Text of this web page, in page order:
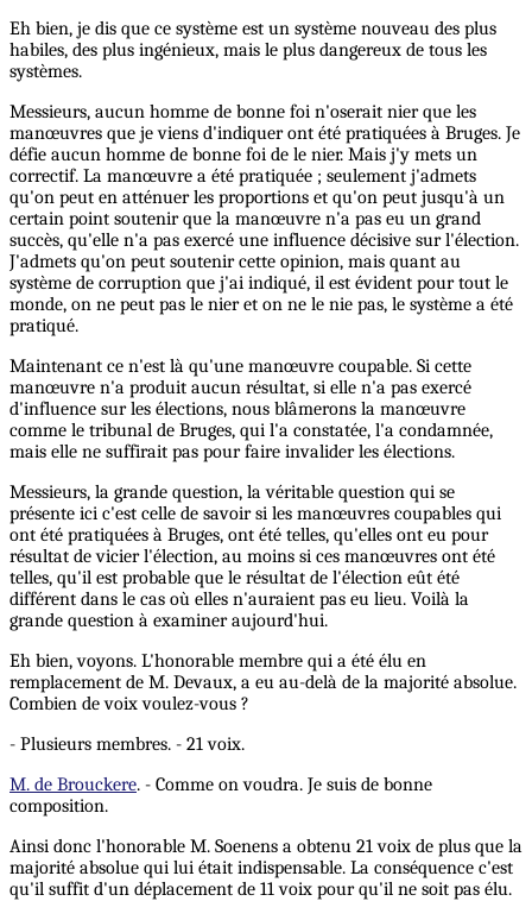
Eh bien, je dis que ce système est un système nouveau des plus
habiles, des plus ingénieux, mais le plus dangereux de tous les
systèmes.
Messieurs, aucun homme de bonne foi n'oserait nier que les
manœuvres que je viens d'indiquer ont été pratiquées à Bruges. Je
défie aucun homme de bonne foi de le nier. Mais j'y mets un
correctif. La manœuvre a été pratiquée ; seulement j'admets
qu'on peut en atténuer les proportions et qu'on peut jusqu'à un
certain point soutenir que la manœuvre n'a pas eu un grand
succès, qu'elle n'a pas exercé une influence décisive sur l'élection.
J'admets qu'on peut soutenir cette opinion, mais quant au
système de corruption que j'ai indiqué, il est évident pour tout le
monde, on ne peut pas le nier et on ne le nie pas, le système a été
pratiqué.
Maintenant ce n'est là qu'une manœuvre coupable. Si cette
manœuvre n'a produit aucun résultat, si elle n'a pas exercé
d'influence sur les élections, nous blâmerons la manœuvre
comme le tribunal de Bruges, qui l'a constatée, l'a condamnée,
mais elle ne suffirait pas pour faire invalider les élections.
Messieurs, la grande question, la véritable question qui se
présente ici c'est celle de savoir si les manœuvres coupables qui
ont été pratiquées à Bruges, ont été telles, qu'elles ont eu pour
résultat de vicier l'élection, au moins si ces manœuvres ont été
telles, qu'il est probable que le résultat de l'élection eût été
différent dans le cas où elles n'auraient pas eu lieu. Voilà la
grande question à examiner aujourd'hui.
Eh bien, voyons. L'honorable membre qui a été élu en
remplacement de M. Devaux, a eu au-delà de la majorité absolue.
Combien de voix voulez-vous ?
- Plusieurs membres. - 21 voix.
M. de Brouckere. - Comme on voudra. Je suis de bonne
composition.
Ainsi donc l'honorable M. Soenens a obtenu 21 voix de plus que la
majorité absolue qui lui était indispensable. La conséquence c'est
qu'il suffit d'un déplacement de 11 voix pour qu'il ne soit pas élu.